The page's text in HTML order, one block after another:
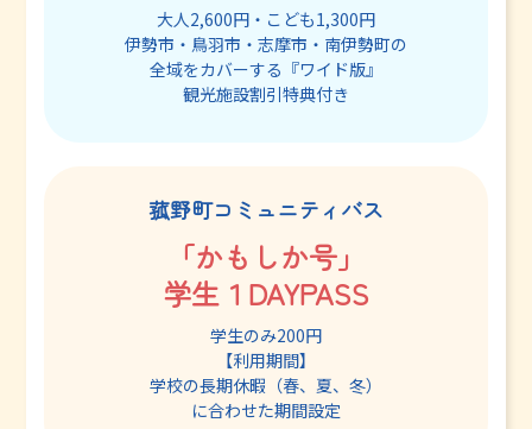
大人2,600円・こども1,300円
伊勢市・鳥羽市・志摩市・南伊勢町の
全域をカバーする『ワイド版』
観光施設割引特典付き
菰野町コミュニティバス
「かもしか号」
学生１DAYPASS
学生のみ200円
【利用期間】
学校の長期休暇（春、夏、冬）
に合わせた期間設定